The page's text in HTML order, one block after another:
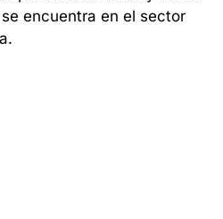
encuentra en el sector